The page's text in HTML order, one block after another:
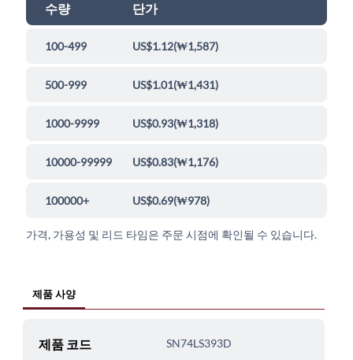
수량 단가
100-499 US$1.12(₩1,587)
500-999 US$1.01(₩1,431)
1000-9999 US$0.93(₩1,318)
10000-99999 US$0.83(₩1,176)
100000+ US$0.69(₩978)
가격, 가용성 및 리드 타임은 주문 시점에 확인될 수 있습니다.
제품 사양
제품 코드 SN74LS393D